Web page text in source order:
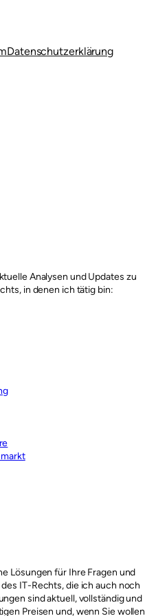
Datenschutzerklärung
Analysen und Updates zu
in denen ich tätig bin:
Lösungen für Ihre Fragen und
IT-Rechts, die ich auch noch
sind aktuell, vollständig und
Preisen und, wenn Sie wollen